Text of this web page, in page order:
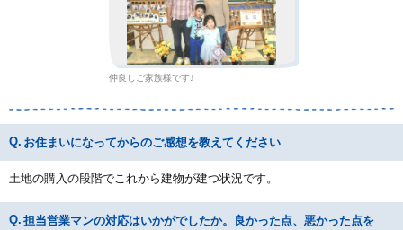
仲良しご家族様です♪
お住まいになってからのご感想を教えてください
土地の購入の段階でこれから建物が建つ状況です。
担当営業マンの対応はいかがでしたか。良かった点、悪かった点を